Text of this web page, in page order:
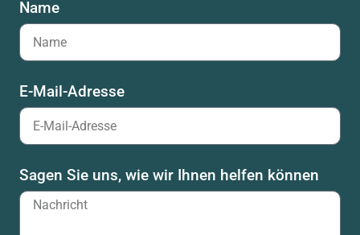
Name
E-Mail-Adresse
Sagen Sie uns, wie wir Ihnen helfen können